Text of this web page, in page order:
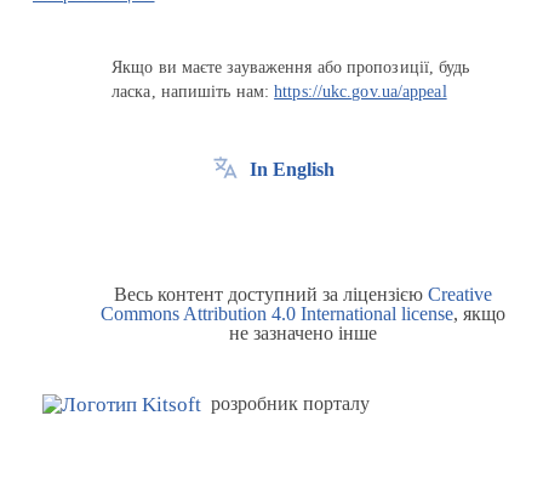
Якщо ви маєте зауваження або пропозиції, будь
ласка, напишіть нам:https://ukc.gov.ua/appeal
In English
Весь контент доступний за ліцензією Creative
Commons Attribution 4.0 International license, якщо
не зазначено інше
розробник порталу